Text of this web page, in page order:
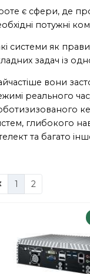
є сфери, де
потужні
системи як
задач із
вони
реального
глибокого
та багато
1 2